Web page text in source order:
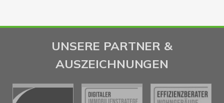
UNSERE PARTNER &
AUSZEICHNUNGEN